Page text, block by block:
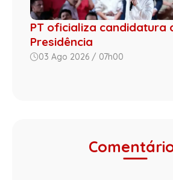
PT oficializa candidatura
Presidência
03 Ago 2026 / 07h00